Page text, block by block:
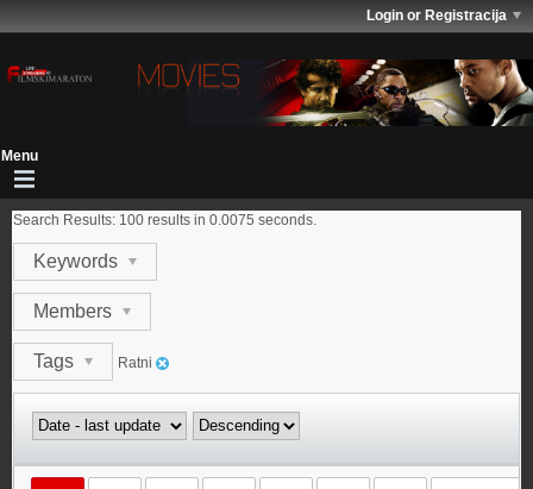
Login or Registracija
Search Results: 100 results in 0.0075 seconds.
Keywords
Members
Tags Ratni